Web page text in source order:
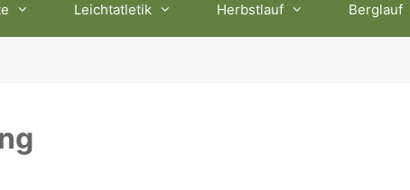
Leichtatletik Herbstlauf Berglauf